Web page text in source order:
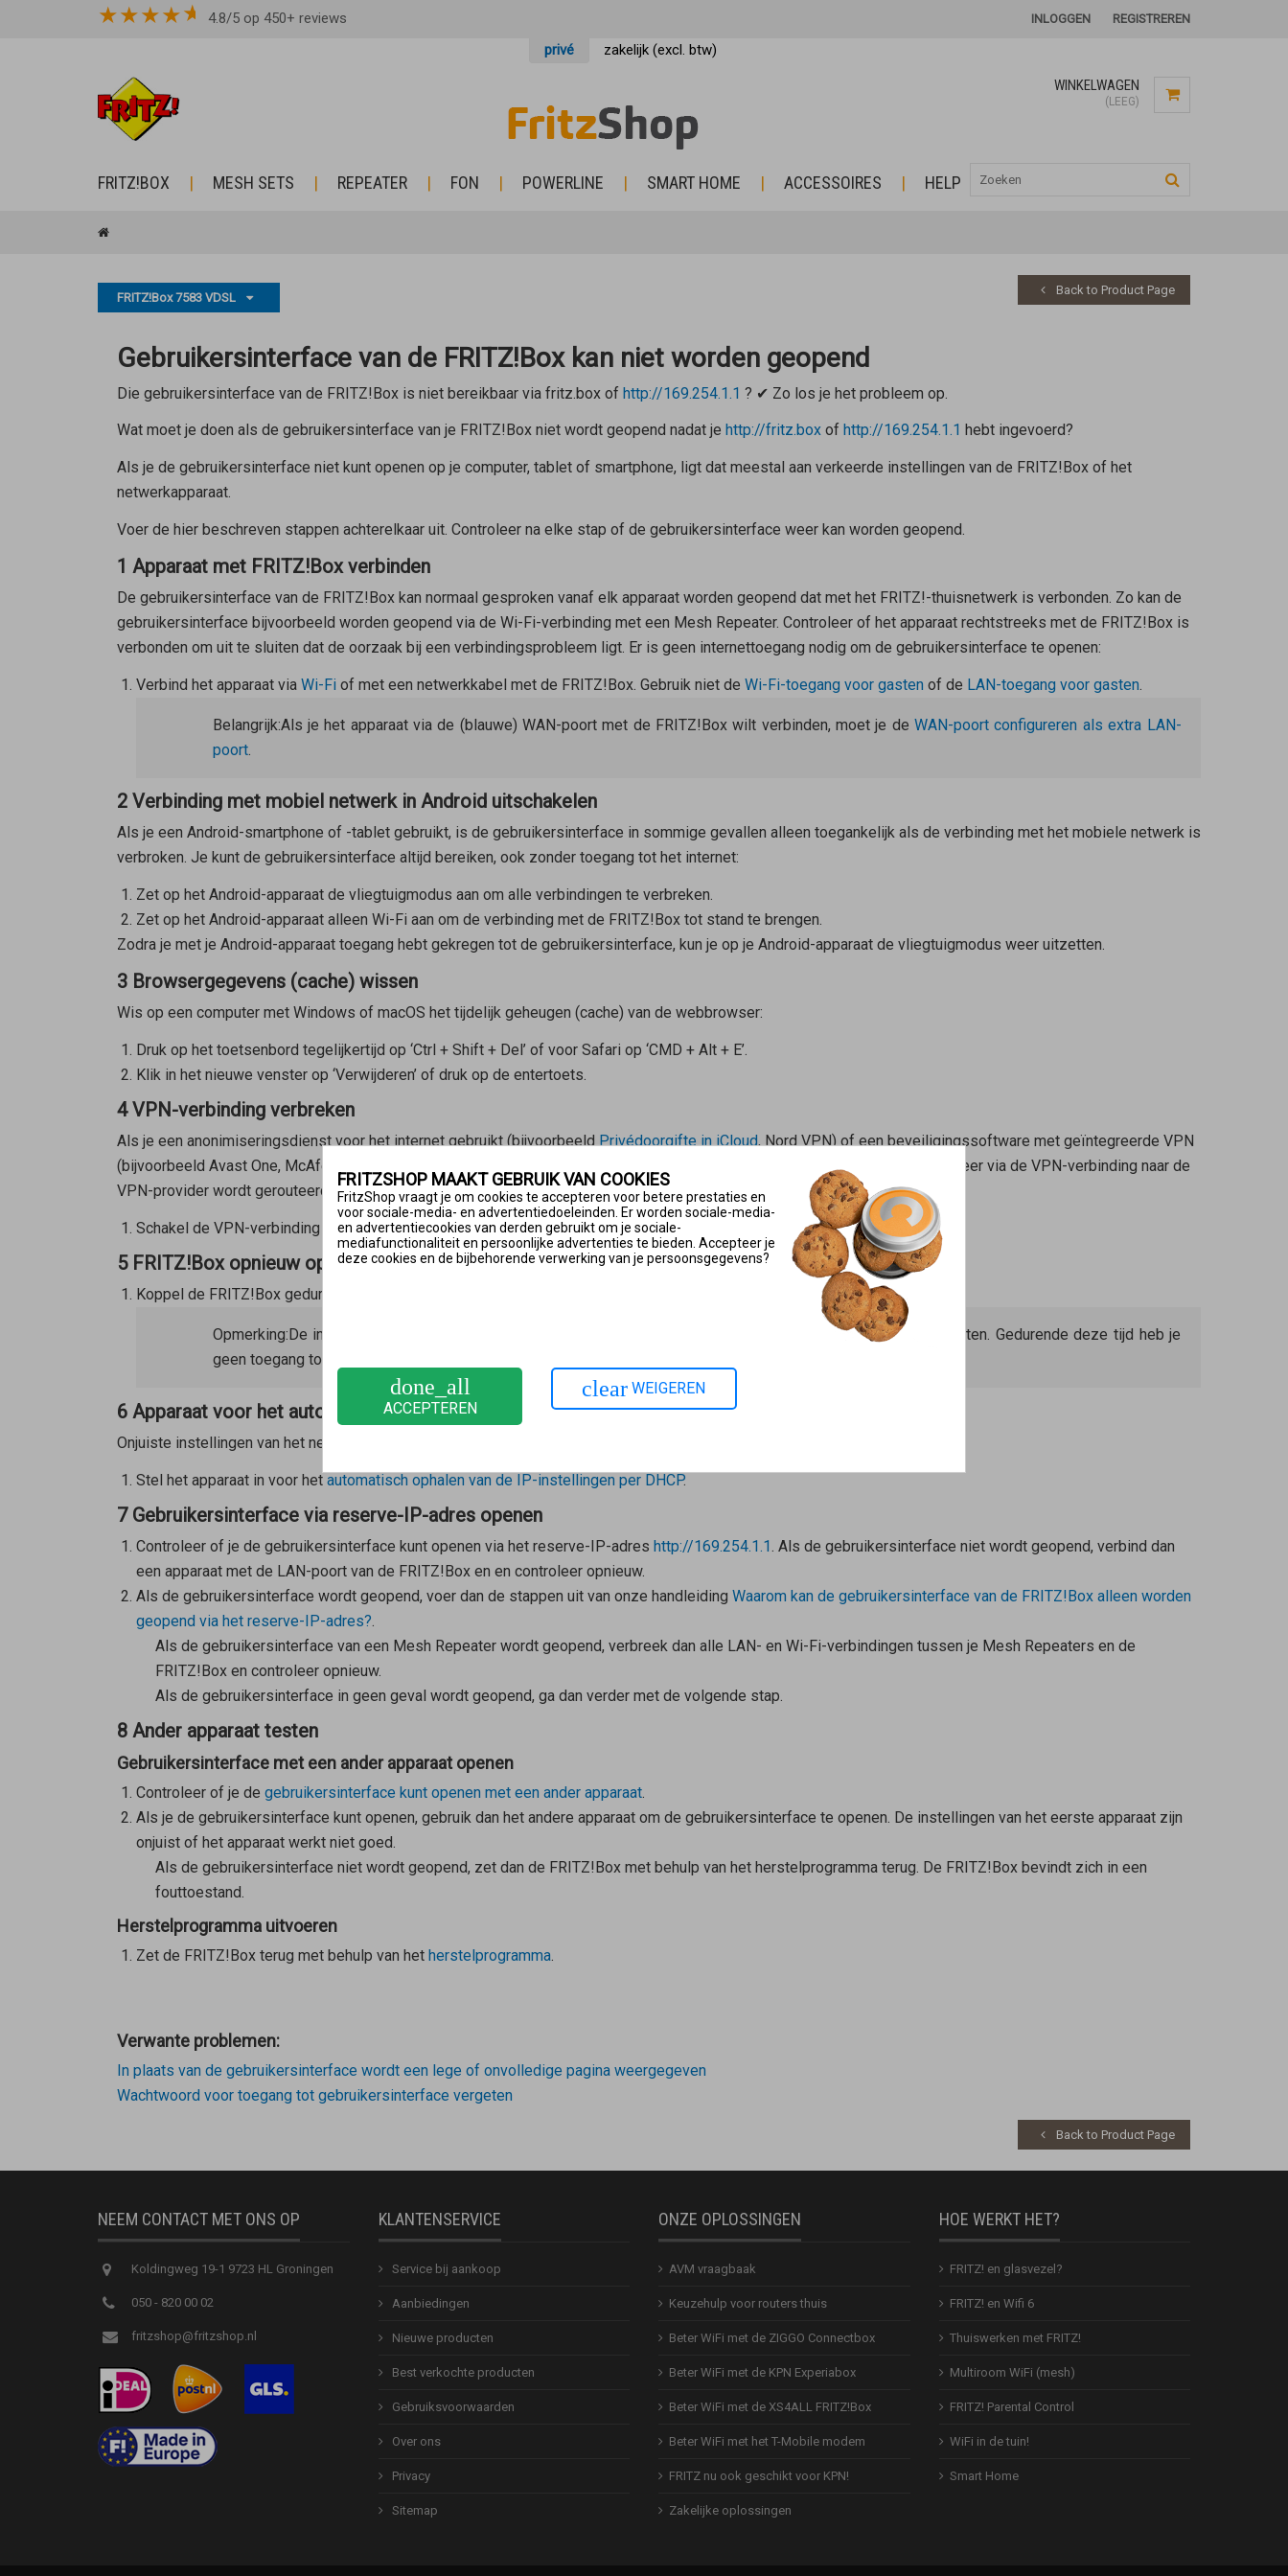
★★★★ 4.8/5 op 450+ reviews INLOGGEN REGISTREREN
privé zakelijk (excl. btw)
WINKELWAGEN
(LEEG)
FRITZ!BOX MESH SETS REPEATER FON POWERLINE SMART HOME ACCESSOIRES HELP
FRITZ!Box 7583 VDSL
Back to Product Page
Gebruikersinterface van de FRITZ!Box kan niet worden geopend
Die gebruikersinterface van de FRITZ!Box is niet bereikbaar via fritz.boxof http://169.254.1.1 ? ✔ Zo los je het probleem op.
Wat moet je doen als de gebruikersinterface van je FRITZ!Box niet wordt geopend nadat je http://fritz.boxof http://169.254.1.1 hebt ingevoerd?
Als je de gebruikersinterface niet kunt openen op je computer, tablet of smartphone, ligt dat meestal aan verkeerde instellingen van de FRITZ!Box of het
netwerkapparaat.
Voer de hier beschreven stappen achterelkaar uit. Controleer na elke stap of de gebruikersinterface weer kan worden geopend.
1 Apparaat met FRITZ!Box verbinden
De gebruikersinterface van de FRITZ!Box kan normaal gesproken vanaf elk apparaat worden geopend dat met het FRITZ!-thuisnetwerk is verbonden. Zo kan de
gebruikersinterface bijvoorbeeld worden geopend via de Wi-Fi-verbinding met een Mesh Repeater. Controleer of het apparaat rechtstreeks met de FRITZ!Box is
verbonden om uit te sluiten dat de oorzaak bij een verbindingsprobleem ligt. Er is geen internettoegang nodig om de gebruikersinterface te openen:
Verbind het apparaat via Wi-Fiof met een netwerkkabel met de FRITZ!Box. Gebruik nietde Wi-Fi-toegang voor gasten of de LAN-toegang voor gasten
Belangrijk:Als je het apparaat via de (blauwe) WAN-poort met de FRITZ!Box wilt verbinden, moet je deWAN-poort configureren als extra LAN-
poort.
2 Verbinding met mobiel netwerk in Android uitschakelen
Als je een Android-smartphone of -tablet gebruikt, is de gebruikersinterface in sommige gevallen alleen toegankelijk als de verbinding met het mobiele netwerk is
verbroken. Je kunt de gebruikersinterface altijd bereiken, ook zonder toegang tot het internet:
Zet op het Android-apparaat de vliegtuigmodus aan om alle verbindingen te verbreken.
Zet op het Android-apparaat alleen Wi-Fi aan om de verbinding met de FRITZ!Box tot stand te brengen.
Zodra je met je Android-apparaat toegang hebt gekregen tot de gebruikersinterface, kun je op je Android-apparaat de vliegtuigmodus weer uitzetten.
3 Browsergegevens (cache) wissen
Wis op een computer met Windows of macOS het tijdelijk geheugen (cache) van de webbrowser:
Druk op het toetsenbord tegelijkertijd op ‘Ctrl + Shift + Del’ of voor Safari op ‘CMD + Alt + E’.
Klik in het nieuwe venster op ‘Verwijderen’ of druk op de entertoets.
4 VPN-verbinding verbreken
Als je een anonimiseringsdienst voor het internet gebruikt (bijvoorbeeldPrivédoorgifte in iCloud, Nord VPN) of een beveiligingssoftware met geïntegreerde VPN
(bijvoorbeeld Avast One, McAfee Total Protection), kan de gebruikersinterface niet worden geopend, omdat alle gegevensverkeer via de VPN-verbinding naar de
VPN-provider wordt gerouteerd:
Schakel de VPN-verbinding uit om de gebruikersinterface te openen.
5 FRITZ!Box opnieuw opstarten
Koppel de FRITZ!Box gedurende 5 seconden los van het elektriciteitsnet.
Opmerking:De instellingen van de FRITZ!Box blijven daarbij behouden. Het opnieuw opstarten duurt ca. 2 minuten. Gedurende deze tijd heb je
geen toegang tot de FRITZ!Box.
6 Apparaat voor het automatisch ophalen van IP-instellingen instellen
Onjuiste instellingen van het netwerkapparaat kunnen het openen van de gebruikersinterface verhinderen:
Stel het apparaat in voor het automatisch ophalen van de IP-instellingen per DHCP.
7 Gebruikersinterface via reserve-IP-adres openen
Controleer of je de gebruikersinterface kunt openen via het reserve-IP-adres http://169.254.1.1. Als de gebruikersinterface niet wordt geopend, verbind dan
een apparaat met de LAN-poort van de FRITZ!Box en en controleer opnieuw.
Als de gebruikersinterface wordt geopend, voer dan de stappen uit van onze handleiding Waarom kan de gebruikersinterface van de FRITZ!Box alleen worden
geopend via het reserve-IP-adres?.
Als de gebruikersinterface van een Mesh Repeaterwordt geopend, verbreek dan alle LAN- en Wi-Fi-verbindingen tussen je Mesh Repeaters en de
FRITZ!Box en controleer opnieuw.
Als de gebruikersinterface in geen geval wordt geopend, ga dan verder met de volgende stap.
8 Ander apparaat testen
Gebruikersinterface met een ander apparaat openen
Controleer of je de gebruikersinterface kunt openen met een ander apparaat.
Als je de gebruikersinterface kunt openen, gebruik dan het andere apparaat om de gebruikersinterface te openen. De instellingen van het eerste apparaat zijn
onjuist of het apparaat werkt niet goed.
Als de gebruikersinterface niet wordt geopend, zet dan de FRITZ!Box met behulp van het herstelprogramma terug. De FRITZ!Box bevindt zich in een
fouttoestand.
Herstelprogramma uitvoeren
Zet de FRITZ!Box terug met behulp van het herstelprogramma.
Verwante problemen:
In plaats van de gebruikersinterface wordt een lege of onvolledige pagina weergegeven
Wachtwoord voor toegang tot gebruikersinterface vergeten
Back to Product Page
NEEM CONTACT MET ONS OP
Koldingweg 19-1 9723 HL Groningen
050 - 820 00 02
fritzshop@fritzshop.nl
KLANTENSERVICE
Service bij aankoop
Aanbiedingen
Nieuwe producten
Best verkochte producten
Gebruiksvoorwaarden
Over ons
Privacy
Sitemap
ONZE OPLOSSINGEN
AVM vraagbaak
Keuzehulp voor routers thuis
Beter WiFi met de ZIGGO Connectbox
Beter WiFi met de KPN Experiabox
Beter WiFi met de XS4ALL FRITZ!Box
Beter WiFi met het T-Mobile modem
FRITZ nu ook geschikt voor KPN!
Zakelijke oplossingen
HOE WERKT HET?
FRITZ! en glasvezel?
FRITZ! en Wifi 6
Thuiswerken met FRITZ!
Multiroom WiFi (mesh)
FRITZ! Parental Control
WiFi in de tuin!
Smart Home
FRITZSHOP MAAKT GEBRUIK VAN COOKIES
FritzShop vraagt je om cookies te accepteren voor betere prestaties en
voor sociale-media- en advertentiedoeleinden. Er worden sociale-media-
en advertentiecookies van derden gebruikt om je sociale-
mediafunctionaliteit en persoonlijke advertenties te bieden. Accepteer je
deze cookies en de bijbehorende verwerking van je persoonsgegevens?
done_all
ACCEPTEREN
clear WEIGEREN